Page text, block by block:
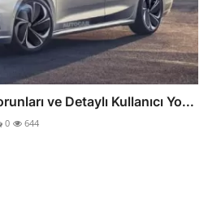
ve Detaylı Kullanıcı Yo...
0 644